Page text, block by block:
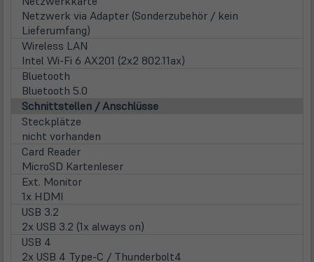
Netzwerk via Adapter (Sonderzubehör / kein
Lieferumfang)
Wireless LAN
Intel Wi-Fi 6 AX201 (2x2 802.11ax)
Bluetooth
Bluetooth 5.0
Schnittstellen / Anschlüsse
Steckplätze
nicht vorhanden
Card Reader
MicroSD Kartenleser
Ext. Monitor
1x HDMI
USB 3.2
2x USB 3.2 (1x always on)
USB 4
2x USB 4 Type-C / Thunderbolt4